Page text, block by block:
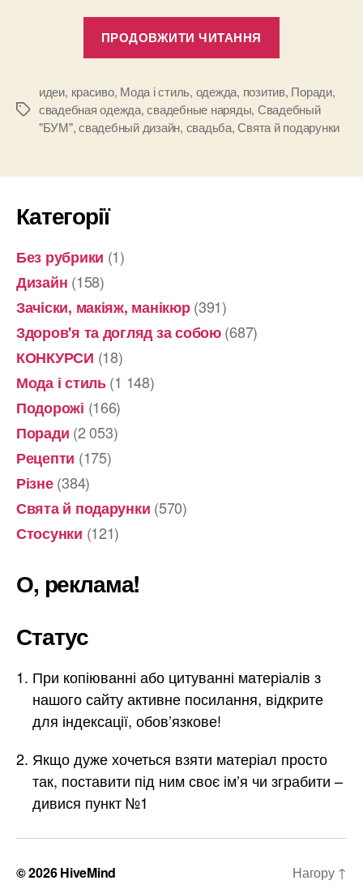
ПРОДОВЖИТИ ЧИТАННЯ
Позначки
идеи, красиво, Мода і стиль, одежда, позитив, Поради,
свадебная одежда,свадебные наряды, Свадебный
"БУМ",свадебный дизайн, свадьба,Свята й подарунки
Категорії
Без рубрики (1)
Дизайн (158)
Зачіски, макіяж, манікюр(391)
Здоров'я та догляд за собою(687)
КОНКУРСИ (18)
Мода і стиль(1 148)
Подорожі (166)
Поради (2 053)
Рецепти (175)
Різне(384)
Свята й подарунки (570)
Стосунки (121)
О, реклама!
Статус
При копіюванні або цитуванні матеріалів з
нашого сайту активне посилання, відкрите
для індексації, обов’язкове!
Якщо дуже хочеться взяти матеріал просто
так, поставити під ним своє ім’я чи зграбити –
дивися пункт №1
© 2026HiveMind Нагору ↑